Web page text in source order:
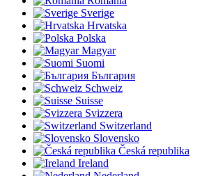
Sverige
Hrvatska
Polska
Magyar
Suomi
България
Schweiz
Suisse
Svizzera
Switzerland
Slovensko
Česká republika
Ireland